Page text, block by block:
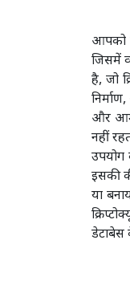
आपको
जिसमें
है, जो
और
नहीं
उपयोग
इसकी
या
डेटाबेस